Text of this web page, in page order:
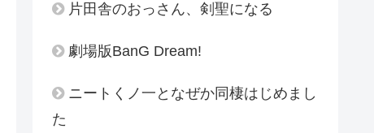
片田舎のおっさん、剣聖になる
劇場版BanG Dream!
ニートくノ一となぜか同棲はじめまし
た